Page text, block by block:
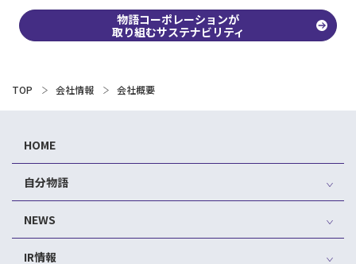
物語コーポレーションが
取り組むサステナビリティ
TOP 会社情報 会社概要
HOME
自分物語
NEWS
IR情報